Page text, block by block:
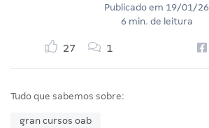
Publicado em 19/01/26
6 min. de leitura
27 1
Tudo que sabemos sobre:
gran cursos oab